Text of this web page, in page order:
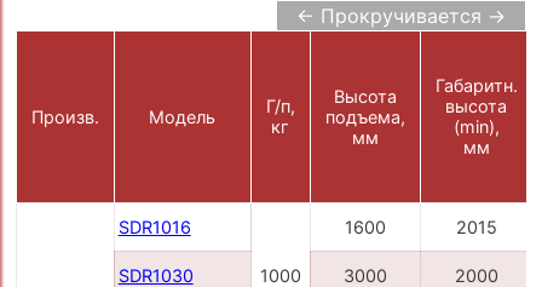
← Прокручивается →
Произв. Модель
Г/п,
кг
Высота
подъема,
мм
Габаритн.
высота
(min),
мм
SDR1016
1000
1600 2015
SDR1030 3000 2000